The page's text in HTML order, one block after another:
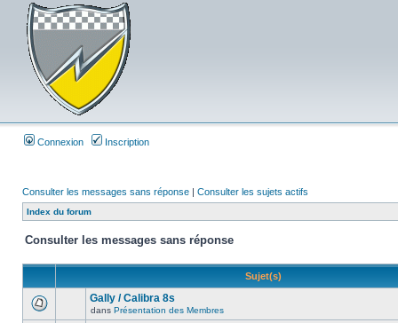
Connexion Inscription
Consulter les messages sans réponse | Consulter les sujets actifs
Index du forum
Consulter les messages sans réponse
Sujet(s)
Gally / Calibra 8s
dans Présentation des Membres